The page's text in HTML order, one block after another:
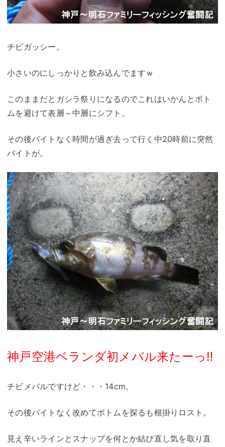
チビガッシー。
小さいのにしっかりと飲み込んでますｗ
このままだとガシラ祭りになるのでこれはいかんとボト
ムを避けて表層～中層にシフト。
その後バイトなく時間が過ぎ去って行く中20時前に突然
バイトが。
神戸空港ベランダ初メバル来たーっ‼
チビメバルですけど・・・14cm。
その後バイトなく改めてボトムを探るも根掛りロスト。
見え辛いラインとスナップを何とか結び直し気を取り直